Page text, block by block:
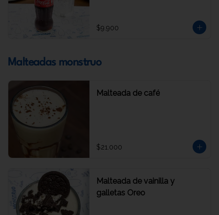
$9.900
Malteadas monstruo
Malteada de café
$21.000
Malteada de vainilla y
galletas Oreo